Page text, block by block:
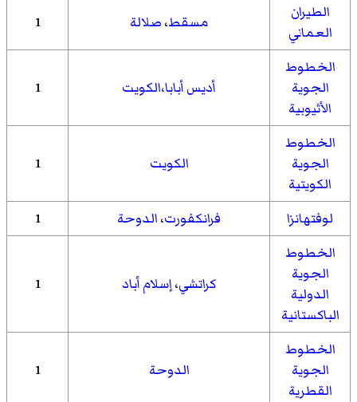
الطيران
العماني
مسقط،صلالة 1
الخطوط
الجوية
الأثيوبية
أديس أبابا،الكويت 1
الخطوط
الجوية
الكويتية
الكويت 1
لوفتهانزا فرانكفورت،الدوحة
1
الخطوط
الجوية
الدولية
الباكستانية
كراتشي،إسلام أباد 1
الخطوط
الجوية
القطرية
الدوحة 1